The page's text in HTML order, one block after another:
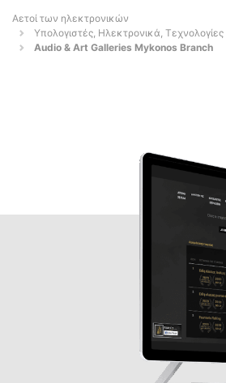
Αετοί των ηλεκτρονικών
Υπολογιστές, Ηλεκτρονικά,
Audio & Art Galleries Mykonos Branch